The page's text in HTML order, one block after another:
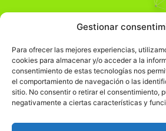
Gestionar
Para ofrecer las mejores experiencias,
cookies para almacenar y/o acceder a la
consentimiento de estas tecnologías nos
el comportamiento de navegación o las
sitio. No consentir o retirar el consentimiento,
negativamente a ciertas características y
Pensamiento
Comprender el mundo para
Información Legal
჻Política de